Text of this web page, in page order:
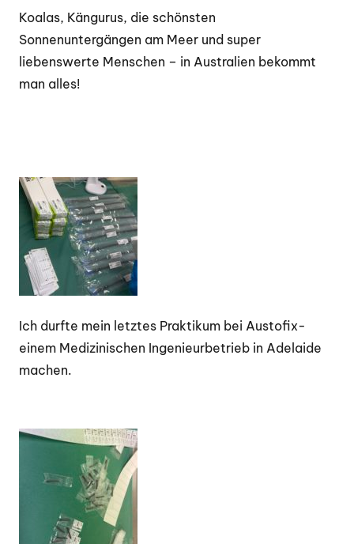
Koalas, Kängurus, die schönsten
Sonnenuntergängen am Meer und super
liebenswerte Menschen – in Australien bekommt
man alles!
Ich durfte mein letztes Praktikum bei Austofix-
einem Medizinischen Ingenieurbetrieb in Adelaide
machen.